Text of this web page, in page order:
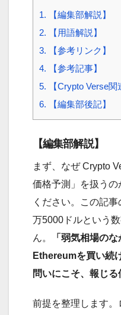
1. 【編集部解説】
2. 【用語解説】
3. 【参考リンク】
4. 【参考記事】
5. 【Crypto Verse関
6. 【編集部後記】
【編集部解説】
まず、なぜ Crypto
価格予測」を扱う
ください。この記
万5000ドルという
ん。
「弱気相場の
Ethereumを買い続
問いにこそ、報じる
前提を整理します